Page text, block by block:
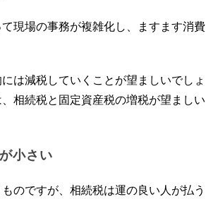
現場の事務が複雑化し、ますます消費
は減税していくことが望ましいでしょ
相続税と固定資産税の増税が望ましい
小さい
のですが、相続税は運の良い人が払う